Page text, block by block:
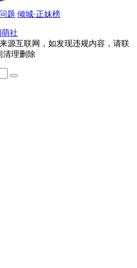
题 倾城·正妹榜
萌社
源互联网，如发现违规内容，请联
清理删除